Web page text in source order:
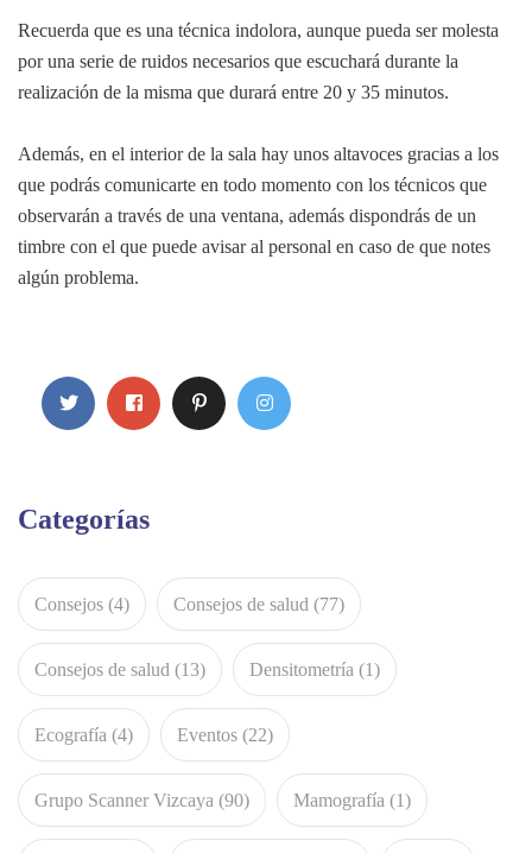
Recuerda que es una técnica indolora, aunque pueda ser molesta
por una serie de ruidos necesarios que escuchará durante la
realización de la misma que durará entre 20 y 35 minutos.
Además, en el interior de la sala hay unos altavoces gracias a los
que podrás comunicarte en todo momento con los técnicos que
observarán a través de una ventana, además dispondrás de un
timbre con el que puede avisar al personal en caso de que notes
algún problema.
Categorías
Consejos (4) Consejos de salud (77)
Consejos de salud (13) Densitometría (1)
Ecografía (4) Eventos (22)
Grupo Scanner Vizcaya (90) Mamografía (1)